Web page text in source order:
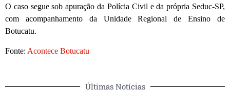
O caso segue sob apuração da Polícia Civil e da própria Seduc-SP,
com acompanhamento da Unidade Regional de Ensino de
Botucatu.
Fonte: Acontece Botucatu
Últimas Notícias